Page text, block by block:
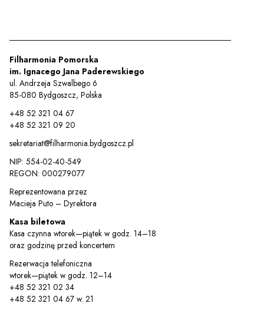
Filharmonia Pomorska
im. Ignacego Jana Paderewskiego
ul. Andrzeja Szwalbego 6
85-080 Bydgoszcz, Polska
+48 52 321 04 67
+48 52 321 09 20
sekretariat@filharmonia.bydgoszcz.pl
NIP: 554-02-40-549
REGON: 000279077
Reprezentowana przez
Macieja Puto – Dyrektora
Kasa biletowa
Kasa czynna wtorek—piątek w godz. 14–18
oraz godzinę przed koncertem
Rezerwacja telefoniczna
wtorek—piątek w godz. 12–14
+48 52 321 02 34
+48 52 321 04 67 w. 21